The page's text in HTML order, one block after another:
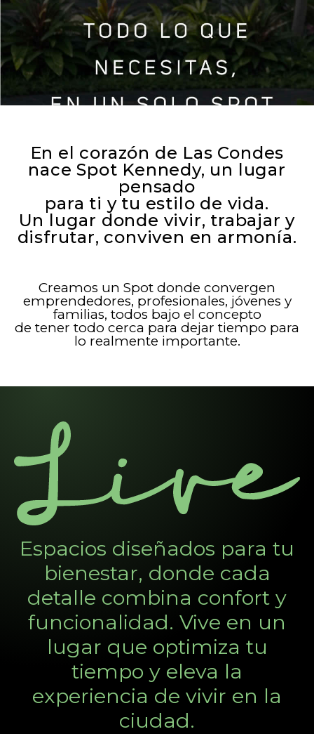
En el corazón de Las Condes
nace Spot Kennedy, un lugar
pensado
para ti y tu estilo de vida.
Un lugar donde vivir, trabajar y
disfrutar, conviven en armonía.
Creamos un Spot donde convergen
emprendedores, profesionales, jóvenes y
familias, todos bajo el concepto
de tener todo cerca para dejar tiempo para
lo realmente importante.
Espacios diseñados para tu
bienestar, donde cada
detalle combina confort y
funcionalidad. Vive en un
lugar que optimiza tu
tiempo y eleva la
experiencia de vivir en la
ciudad.